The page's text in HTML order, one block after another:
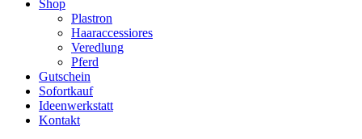
Shop
Plastron
Haaraccessiores
Veredlung
Pferd
Gutschein
Sofortkauf
Ideenwerkstatt
Kontakt